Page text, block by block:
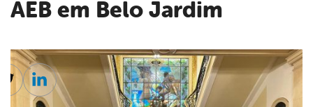
AEB em Belo Jardim
Twitter
Linkedin